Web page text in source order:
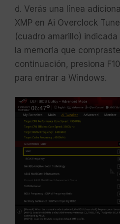
d. Verás una línea
XMP en Ai Overclock
(cuadro amarillo)
la memoria que
continuación, presiona
para entrar a Windows.